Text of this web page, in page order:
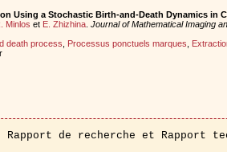
Using a Stochastic Birth-and-Death Dynamics in
Minlos et E. Zhizhina. Journal of Mathematical Imaging
death process Processus ponctuels marques
Rapport de recherche et Rapport